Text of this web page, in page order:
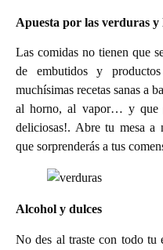
Apuesta por las verduras y
Las comidas no tienen que
de embutidos y
muchísimas recetas sanas a
al horno, al vapor… y que
deliciosas!. Abre tu mesa a
que sorprenderás a tus
Alcohol y dulces
No des al traste con todo tu